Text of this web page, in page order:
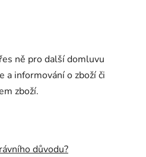
ně pro další domluvu
a informování o zboží či
zboží.
důvodu?